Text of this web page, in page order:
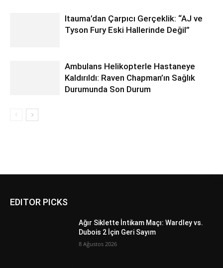
Itauma’dan Çarpıcı Gerçeklik: “AJ ve
Tyson Fury Eski Hallerinde Değil”
Ambulans Helikopterle Hastaneye
Kaldırıldı: Raven Chapman’ın Sağlık
Durumunda Son Durum
EDITOR PICKS
Ağır Siklette İntikam Maçı: Wardley vs.
Dubois 2 İçin Geri Sayım
8 Ağustos 2026